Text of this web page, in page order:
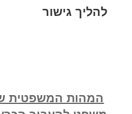
להליך גישור
המהות המשפטית